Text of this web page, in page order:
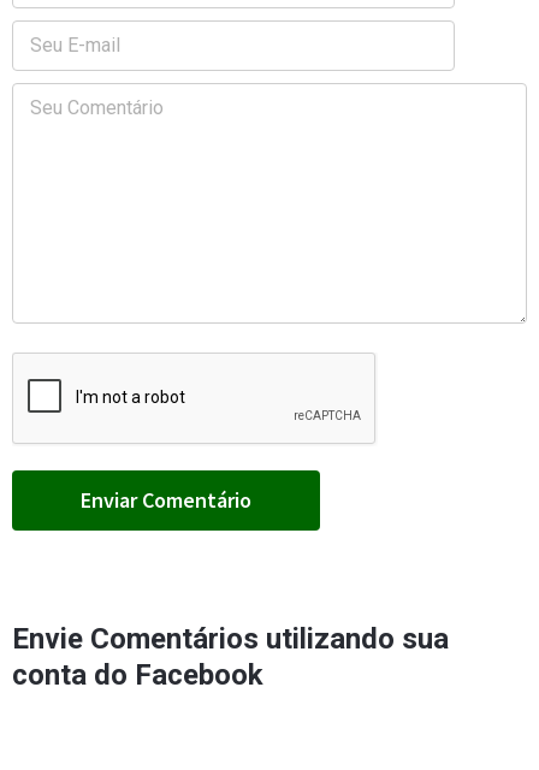
Envie Comentários utilizando sua
conta do Facebook